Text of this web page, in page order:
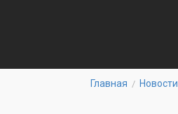
Главная / Новости